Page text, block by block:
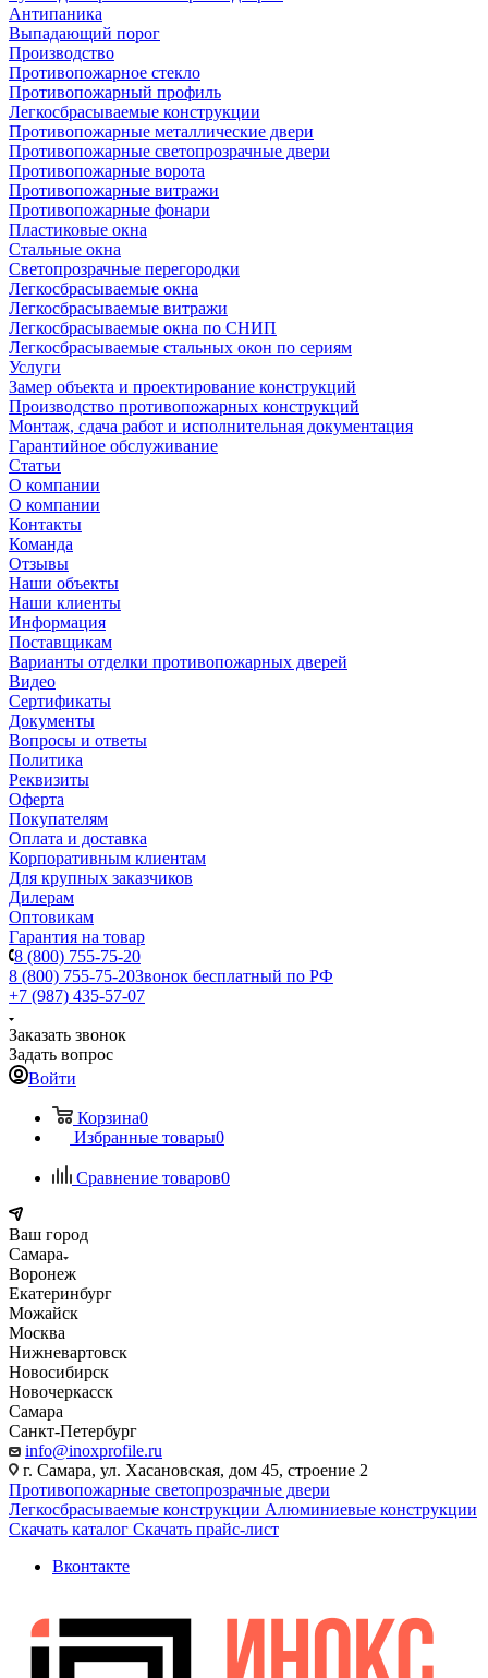
Антипаника
Выпадающий порог
Производство
Противопожарное стекло
Противопожарный профиль
Легкосбрасываемые конструкции
Противопожарные металлические двери
Противопожарные светопрозрачные двери
Противопожарные ворота
Противопожарные витражи
Противопожарные фонари
Пластиковые окна
Стальные окна
Светопрозрачные перегородки
Легкосбрасываемые окна
Легкосбрасываемые витражи
Легкосбрасываемые окна по СНИП
Легкосбрасываемые стальных окон по сериям
Услуги
Замер объекта и проектирование конструкций
Производство противопожарных конструкций
Монтаж, сдача работ и исполнительная документация
Гарантийное обслуживание
Статьи
О компании
О компании
Контакты
Команда
Отзывы
Наши объекты
Наши клиенты
Информация
Поставщикам
Варианты отделки противопожарных дверей
Видео
Сертификаты
Документы
Вопросы и ответы
Политика
Реквизиты
Оферта
Покупателям
Оплата и доставка
Корпоративным клиентам
Для крупных заказчиков
Дилерам
Оптовикам
Гарантия на товар
8 (800) 755-75-20
8 (800) 755-75-20Звонок бесплатный по РФ
+7 (987) 435-57-07
Заказать звонок
Задать вопрос
Войти
Корзина0
Избранные товары0
Сравнение товаров0
Ваш город
Самара
Воронеж
Екатеринбург
Можайск
Москва
Нижневартовск
Новосибирск
Новочеркасск
Самара
Санкт-Петербург
info@inoxprofile.ru
г. Самара, ул. Хасановская, дом 45, строение 2
Противопожарные светопрозрачные двери
Легкосбрасываемые конструкции Алюминиевые конструкции
Скачать каталог Скачать прайс-лист
Вконтакте